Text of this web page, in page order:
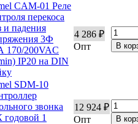
CAM-01 Реле
перекоса
и падения
3Ф
170/200VAC
IP20 на DIN
4 286 ₽
Опт
SDM-10
звонка
1
12 924 ₽
Опт